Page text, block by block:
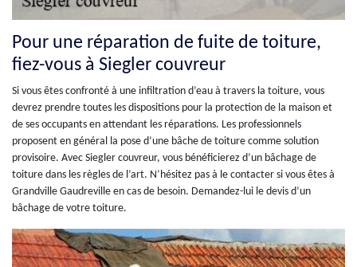
Pour une réparation de fuite de toiture,
fiez-vous à Siegler couvreur
Si vous êtes confronté à une infiltration d’eau à travers la toiture, vous
devrez prendre toutes les dispositions pour la protection de la maison et
de ses occupants en attendant les réparations. Les professionnels
proposent en général la pose d’une bâche de toiture comme solution
provisoire. Avec Siegler couvreur, vous bénéficierez d’un bâchage de
toiture dans les règles de l’art. N’hésitez pas à le contacter si vous êtes à
Grandville Gaudreville en cas de besoin. Demandez-lui le devis d’un
bâchage de votre toiture.